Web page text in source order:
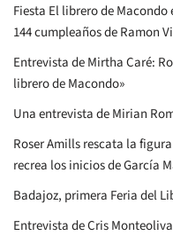
Fiesta El librero de
144 cumpleaños de Ramon
Entrevista de Mirtha Caré:
librero de Macondo»
Una entrevista de Mirian
Roser Amills rescata la
recrea los inicios de García
Badajoz, primera Feria del
Entrevista de Cris